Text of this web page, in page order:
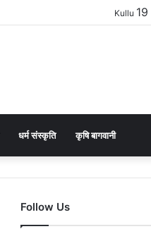
Kullu 19
धर्म संस्कृति कृषि बागवानी
Follow Us